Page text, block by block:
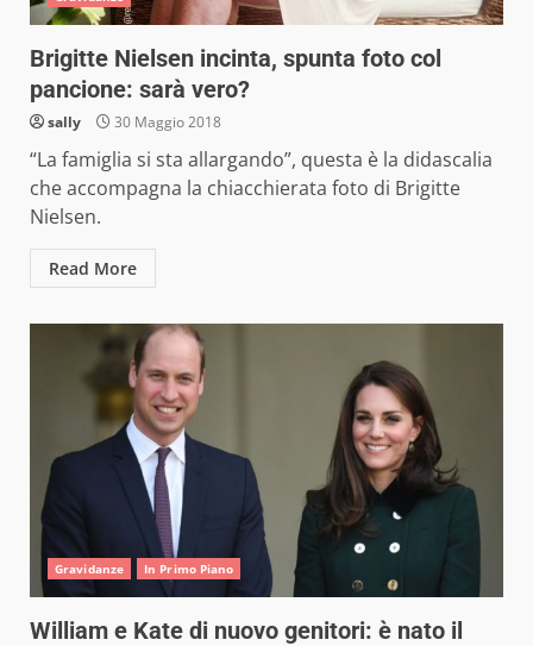
Brigitte Nielsen incinta, spunta foto col
pancione: sarà vero?
sally 30 Maggio 2018
“La famiglia si sta allargando”, questa è la didascalia
che accompagna la chiacchierata foto di Brigitte
Nielsen.
Read More
Gravidanze In Primo Piano
William e Kate di nuovo genitori: è nato il